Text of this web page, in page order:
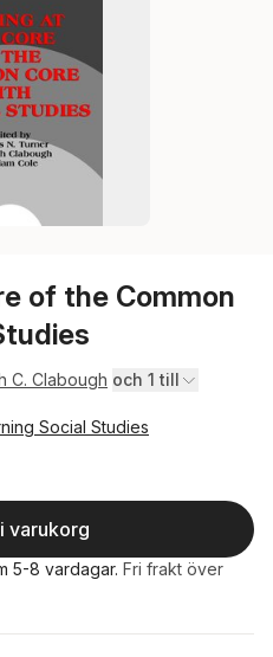
of the Common
C. Clabough och 1 till
Social Studies
varukorg
5-8 vardagar. Fri frakt över